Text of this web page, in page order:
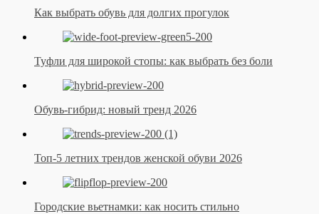
Как выбрать обувь для долгих прогулок
Туфли для широкой стопы: как выбрать без боли
Обувь-гибрид: новый тренд 2026
Топ-5 летних трендов женской обуви 2026
Городские вьетнамки: как носить стильно